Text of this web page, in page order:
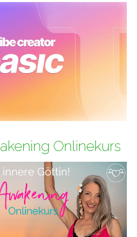
Onlinekurs